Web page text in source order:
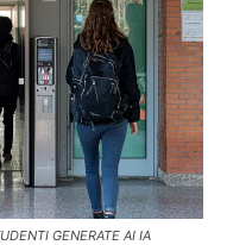
GENERATE AI IA